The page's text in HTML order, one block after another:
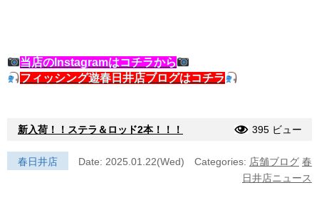
当店のInstagramはコチラから
フィッシング遊春日井店ブログはコチラ
新入荷！！ステラ＆ロッド2本！！！ 395 ビュー
春日井店 Date: 2025.01.22(Wed) Categories: 店舗ブログ 春
日井店ニュース